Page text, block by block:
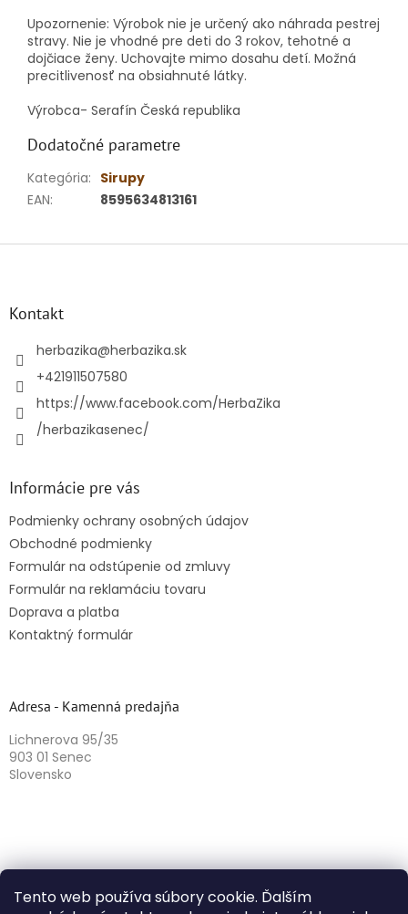
Tento web používa súbory cookie. Ďalším
Upozornenie: Výrobok nie je určený ako náhrada pestrej
stravy. Nie je vhodné pre deti do 3 rokov, tehotné a
dojčiace ženy. Uchovajte mimo dosahu detí. Možná
precitlivenosť na obsiahnuté látky.
Výrobca- Serafín Česká republika
Dodatočné parametre
Kategória: Sirupy
EAN: 8595634813161
Kontakt
herbazika@herbazika.sk
+421911507580
https://www.facebook.com/HerbaZika
/herbazikasenec/
Informácie pre vás
Podmienky ochrany osobných údajov
Obchodné podmienky
Formulár na odstúpenie od zmluvy
Formulár na reklamáciu tovaru
Doprava a platba
Kontaktný formulár
Adresa - Kamenná predajňa
Lichnerova 95/35
903 01 Senec
Slovensko